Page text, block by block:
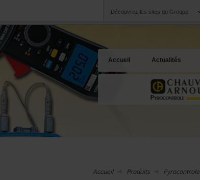
Découvrez les sites du Groupe
Accueil Actualités
Accueil Produits Pyrocontrole